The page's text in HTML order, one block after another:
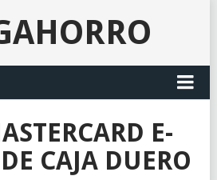
E-
CAJA DUERO